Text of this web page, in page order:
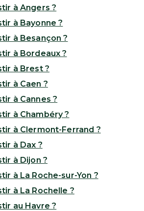
à Angers ?
à Bayonne ?
à Besançon ?
à Bordeaux ?
à Brest ?
à Caen ?
à Cannes ?
à Chambéry ?
à Clermont-Ferrand ?
à Dax ?
à Dijon ?
à La Roche-sur-Yon ?
à La Rochelle ?
au Havre ?